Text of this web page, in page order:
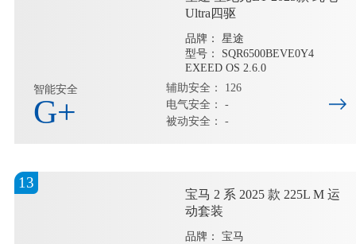
Ultra四驱
品牌： 星途
型号： SQR6500BEVE0Y4
EXEED OS 2.6.0
智能安全
G+
辅助安全： 126
电气安全： -
被动安全： -
13
宝马 2 系 2025 款 225L M 运
动套装
品牌： 宝马